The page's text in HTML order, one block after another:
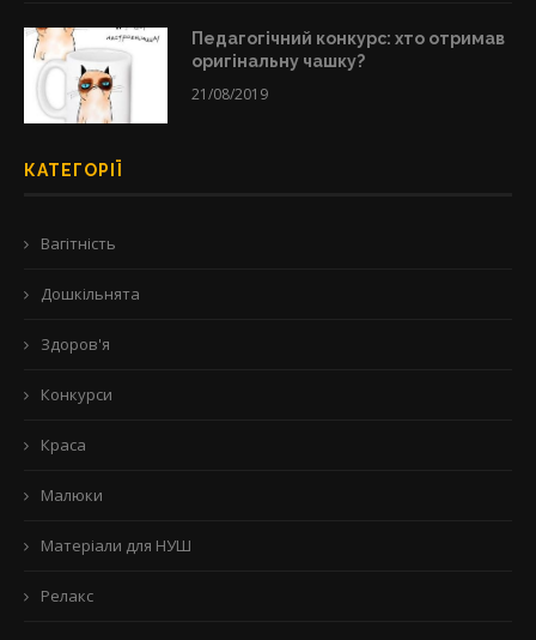
Педагогічний конкурс: хто отримав
оригінальну чашку?
21/08/2019
КАТЕГОРІЇ
Вагітність
Дошкільнята
Здоров'я
Конкурси
Краса
Малюки
Матеріали для НУШ
Релакс